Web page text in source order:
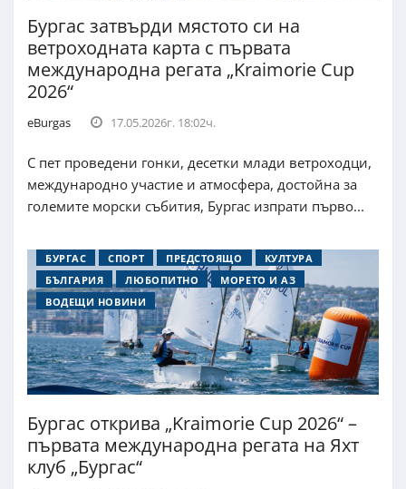
Бургас затвърди мястото си на
ветроходната карта с първата
международна регата „Kraimorie Cup
2026“
eBurgas 17.05.2026г. 18:02ч.
С пет проведени гонки, десетки млади ветроходци,
международно участие и атмосфера, достойна за
големите морски събития, Бургас изпрати първо...
БУРГАС СПОРТ ПРЕДСТОЯЩО
КУЛТУРА
БЪЛГАРИЯ
ЛЮБОПИТНО
МОРЕТО И АЗ
ВОДЕЩИ НОВИНИ
Бургас открива „Kraimorie Cup 2026“ –
първата международна регата на Яхт
клуб „Бургас“